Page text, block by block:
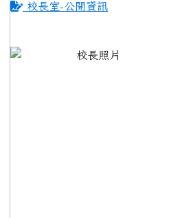
校長室-公開資訊